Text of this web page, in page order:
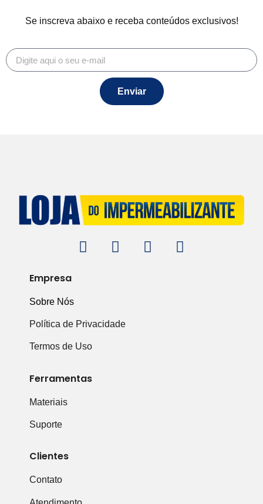
Se inscreva abaixo e receba conteúdos exclusivos!
Enviar
Empresa
Sobre Nós
Política de Privacidade
Termos de Uso
Ferramentas
Materiais
Suporte
Clientes
Contato